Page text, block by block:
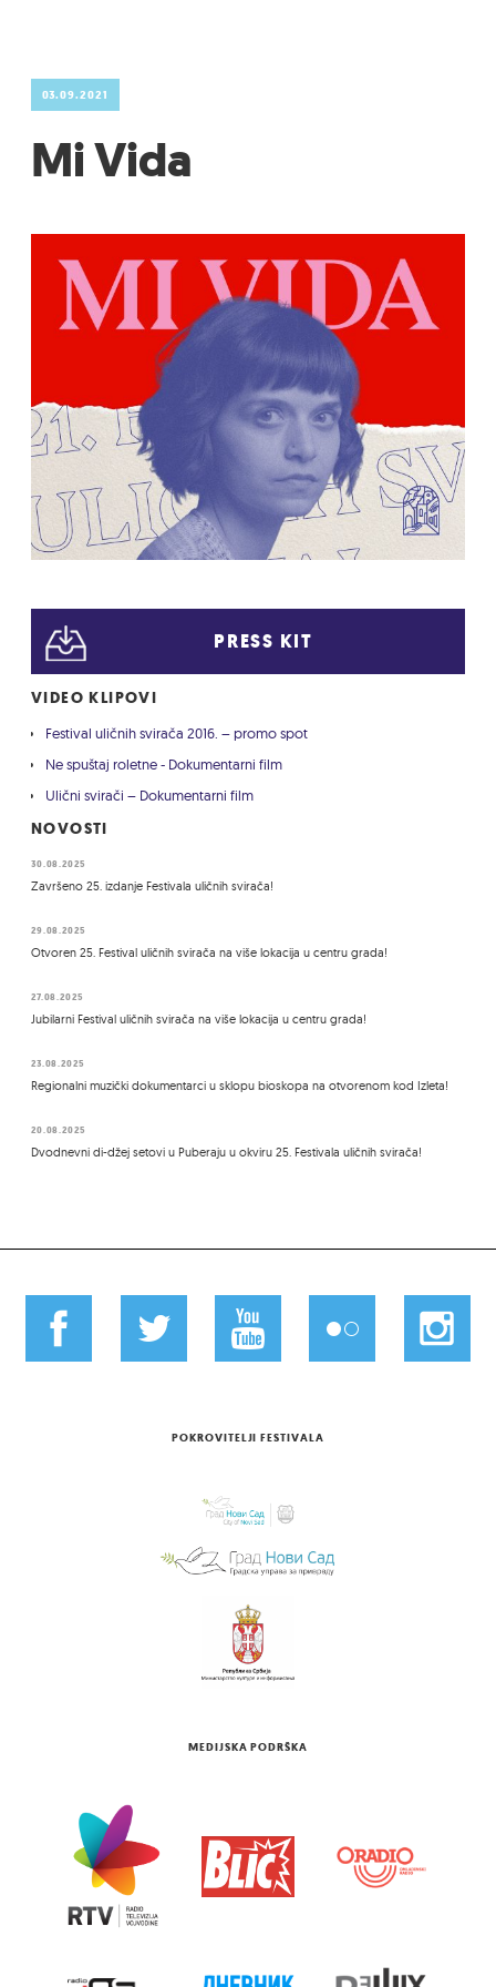
03.09.2021
Mi Vida
PRESS KIT
VIDEO KLIPOVI
Festival uličnih svirača 2016. – promo spot
Ne spuštaj roletne - Dokumentarni film
Ulični svirači – Dokumentarni film
NOVOSTI
30.08.2025
Završeno 25. izdanje Festivala uličnih svirača!
29.08.2025
Otvoren 25. Festival uličnih svirača na više lokacija u centru grada!
27.08.2025
Jubilarni Festival uličnih svirača na više lokacija u centru grada!
23.08.2025
Regionalni muzički dokumentarci u sklopu bioskopa na otvorenom kod Izleta!
20.08.2025
Dvodnevni di-džej setovi u Puberaju u okviru 25. Festivala uličnih svirača!
POKROVITELJI FESTIVALA
MEDIJSKA PODRŠKA